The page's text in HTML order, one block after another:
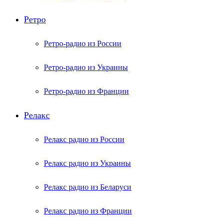
Ретро
Ретро-радио из России
Ретро-радио из Украины
Ретро-радио из Франции
Релакс
Релакс радио из России
Релакс радио из Украины
Релакс радио из Беларуси
Релакс радио из Франции